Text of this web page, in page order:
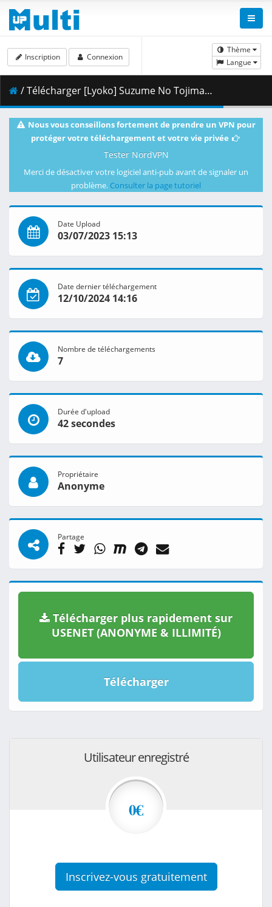
Thème
Langue
Inscription Connexion
/ Télécharger [Lyoko] Suzume No Tojimari [1080p][HEVC][10bit][x265][AAC][F13EC40E].mkv.002 ( 422.57 MB )
Nous vous conseillons fortement de prendre un VPN pour
protéger votre téléchargement et votre vie privée
Tester NordVPN
Merci de désactiver votre logiciel anti-pub avant de signaler un
problème. Consulter la page tutoriel
Date Upload
03/07/2023 15:13
Date dernier téléchargement
12/10/2024 14:16
Nombre de téléchargements
7
Durée d'upload
42 secondes
Propriétaire
Anonyme
Partage
Télécharger plus rapidement sur
USENET (ANONYME & ILLIMITÉ)
Télécharger
Utilisateur enregistré
0€
Inscrivez-vous gratuitement